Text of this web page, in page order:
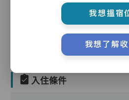
護理評估、執藥、核派藥、量
浴、餵飯、換
入住條件
我想搵宿
我想了解收